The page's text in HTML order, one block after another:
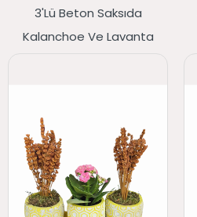
3'lü Beton Saksıda
Kalanchoe Ve Lavanta